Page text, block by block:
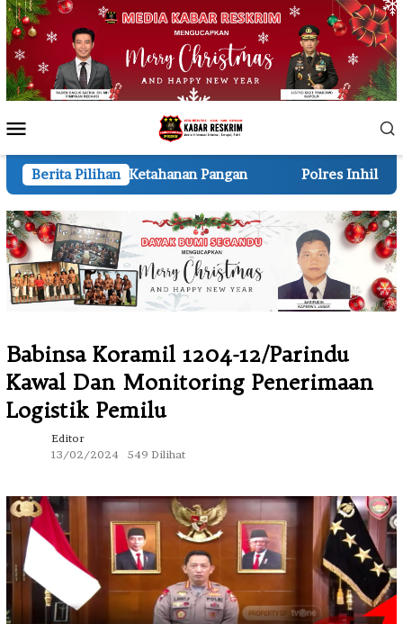
Loncat
ke
konten
Mobile
Berita Pilihan
Pangan Polres Inhil Tangkap Dua
Babinsa Koramil 1204-12/Parindu
Kawal Dan Monitoring Penerimaan
Logistik Pemilu
Editor
13/02/2024
549 Dilihat